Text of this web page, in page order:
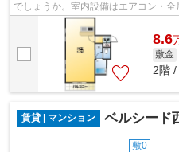
でしょうか。室内設備はエアコン・
ります。お引越し時期のご相談、お待...
8.6
敷金
2階
賃貸 | マンション ベルシード
敷0